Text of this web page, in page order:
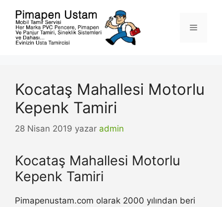
Menü
Kocataş Mahallesi Motorlu
Kepenk Tamiri
28 Nisan 2019 yazar admin
Kocataş Mahallesi Motorlu
Kepenk Tamiri
Pimapenustam.com olarak 2000 yılından beri